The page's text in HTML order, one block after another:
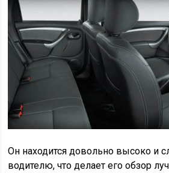
Он находится довольно высоко и
водителю, что делает его обзор